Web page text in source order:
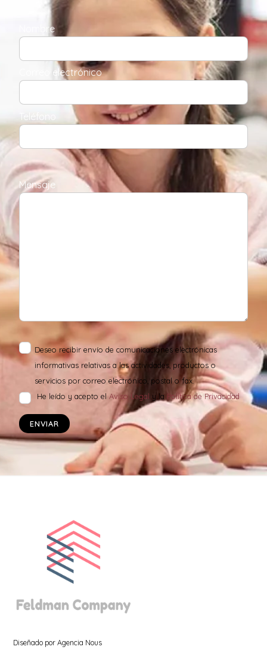
Nombre
Correo electrónico
Teléfono
Mensaje
Deseo recibir envío de comunicaciones electrónicas
informativas relativas a las actividades, productos o
servicios por correo electrónico, postal o fax.
He leído y acepto elAviso Legal y la Política de Privacidad
Diseñado porAgencia Nous